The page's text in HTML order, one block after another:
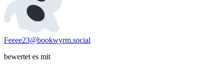
Feeee23@bookwyrm.social
bewertet es mit